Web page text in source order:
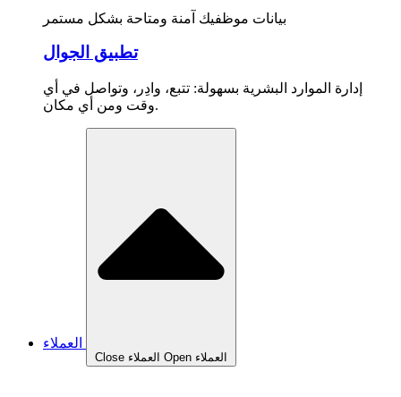
بيانات موظفيك آمنة ومتاحة بشكل مستمر
تطبيق الجوال
إدارة الموارد البشرية بسهولة: تتبع، وادِر، وتواصل في أي
وقت ومن أي مكان.
Close العملاء Open العملاء